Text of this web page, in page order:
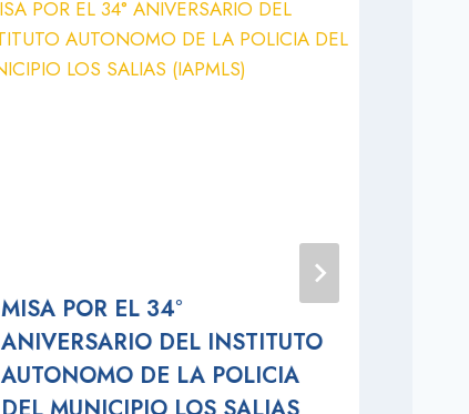
MISA POR EL 34°
ANIVERSARIO DEL INSTITUTO
AUTONOMO DE LA POLICIA